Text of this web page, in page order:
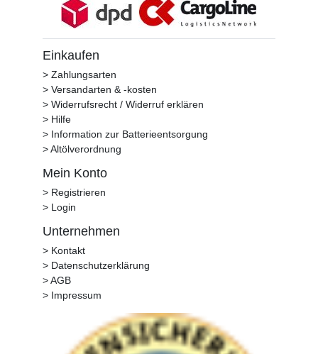
Einkaufen
> Zahlungsarten
> Versandarten & -kosten
> Widerrufsrecht / Widerruf erklären
> Hilfe
> Information zur Batterieentsorgung
> Altölverordnung
Mein Konto
> Registrieren
> Login
Unternehmen
> Kontakt
> Datenschutzerklärung
> AGB
> Impressum